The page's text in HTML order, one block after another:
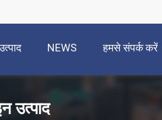
NEWS हमसे संपर्क करें
उत्पाद